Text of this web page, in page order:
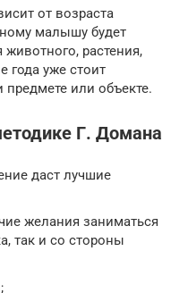
от возраста
малышу будет
растения,
уже стоит
или объекте.
Г. Домана
даст лучшие
желания заниматься
так и со стороны